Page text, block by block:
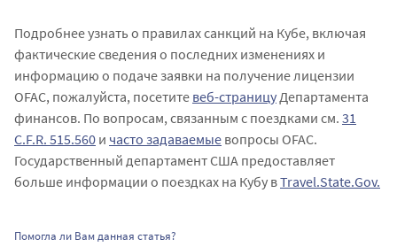
Подробнее узнать о правилах санкций на Кубе, включая
фактические сведения о последних изменениях и
информацию о подаче заявки на получение лицензии
OFAC, пожалуйста, посетите веб-страницуДепартамента
финансов. По вопросам, связанным с поездками см. 31
C.F.R. 515.560 и часто задаваемые вопросы OFAC.
Государственный департамент США предоставляет
больше информации о поездках на Кубу вTravel.State.Gov.
Помогла ли Вам данная статья?